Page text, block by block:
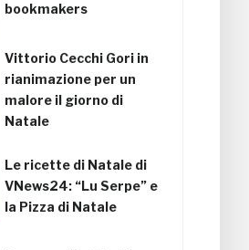
bookmakers
Vittorio Cecchi Gori in
rianimazione per un
malore il giorno di
Natale
Le ricette di Natale di
VNews24: “Lu Serpe” e
la Pizza di Natale